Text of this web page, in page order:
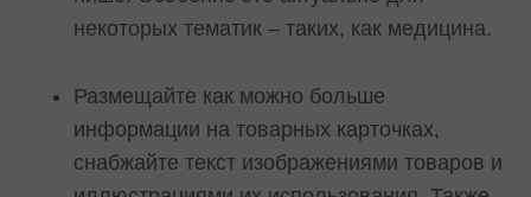
некоторых тематик – таких, как медицина.
Размещайте как можно больше
информации на товарных карточках,
снабжайте текст изображениями товаров и